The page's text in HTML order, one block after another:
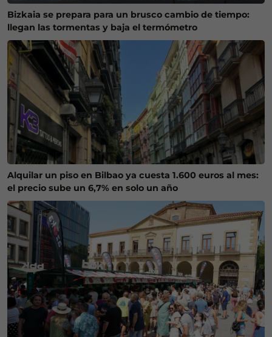
Bizkaia se prepara para un brusco cambio de tiempo:
llegan las tormentas y baja el termómetro
Alquilar un piso en Bilbao ya cuesta 1.600 euros al mes:
el precio sube un 6,7% en solo un año